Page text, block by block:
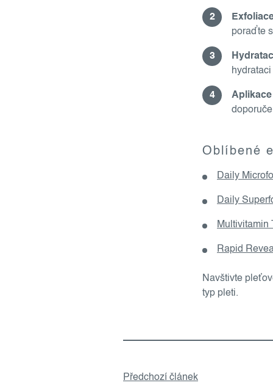
poraďte
Oblíbené
Daily
Daily
Multivitamin
Rapid
Navštivte
typ pleti.
Předchozí článek